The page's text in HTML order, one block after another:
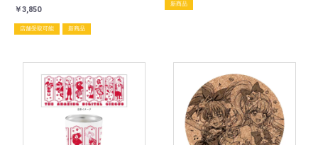
￥3,850
店舗受取可能 新商品
新商品